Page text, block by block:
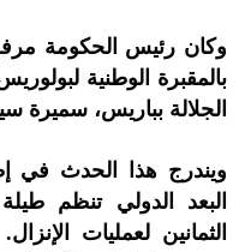
وكان رئيس الحكومة
بالمقبرة الوطنية
الجلالة بباريس، سميرة
ويندرج هذا الحدث في
البعد الدولي تنظم